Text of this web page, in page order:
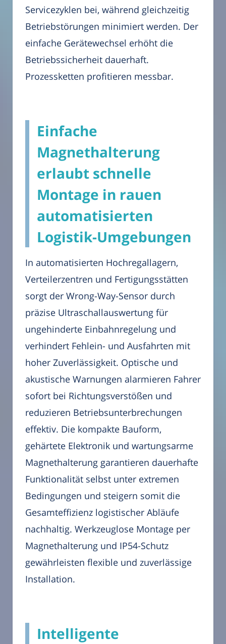
Servicezyklen bei, während gleichzeitig
Betriebstörungen minimiert werden. Der
einfache Gerätewechsel erhöht die
Betriebssicherheit dauerhaft.
Prozessketten profitieren messbar.
Einfache
Magnethalterung
erlaubt schnelle
Montage in rauen
automatisierten
Logistik-Umgebungen
In automatisierten Hochregallagern,
Verteilerzentren und Fertigungsstätten
sorgt der Wrong-Way-Sensor durch
präzise Ultraschallauswertung für
ungehinderte Einbahnregelung und
verhindert Fehlein- und Ausfahrten mit
hoher Zuverlässigkeit. Optische und
akustische Warnungen alarmieren Fahrer
sofort bei Richtungsverstößen und
reduzieren Betriebsunterbrechungen
effektiv. Die kompakte Bauform,
gehärtete Elektronik und wartungsarme
Magnethalterung garantieren dauerhafte
Funktionalität selbst unter extremen
Bedingungen und steigern somit die
Gesamteffizienz logistischer Abläufe
nachhaltig. Werkzeuglose Montage per
Magnethalterung und IP54-Schutz
gewährleisten flexible und zuverlässige
Installation.
Intelligente